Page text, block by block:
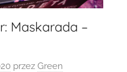
Maskarada –
przez Green